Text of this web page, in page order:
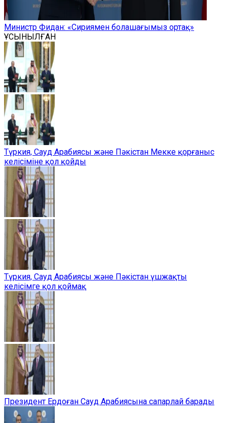
Министр Фидан: «Сириямен болашағымыз ортақ»
ҰСЫНЫЛҒАН
Түркия, Сауд Арабиясы және Пәкістан Мекке қорғаныс
келісіміне қол қойды
Түркия, Сауд Арабиясы және Пәкістан үшжақты
келісімге қол қоймақ
Президент Ердоған Сауд Арабиясына сапарлай барады